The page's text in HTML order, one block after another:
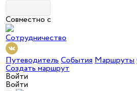
Совместно с
Сотрудничество
ПутеводительСобытияМаршруты
Создать маршрут
Войти
Войти